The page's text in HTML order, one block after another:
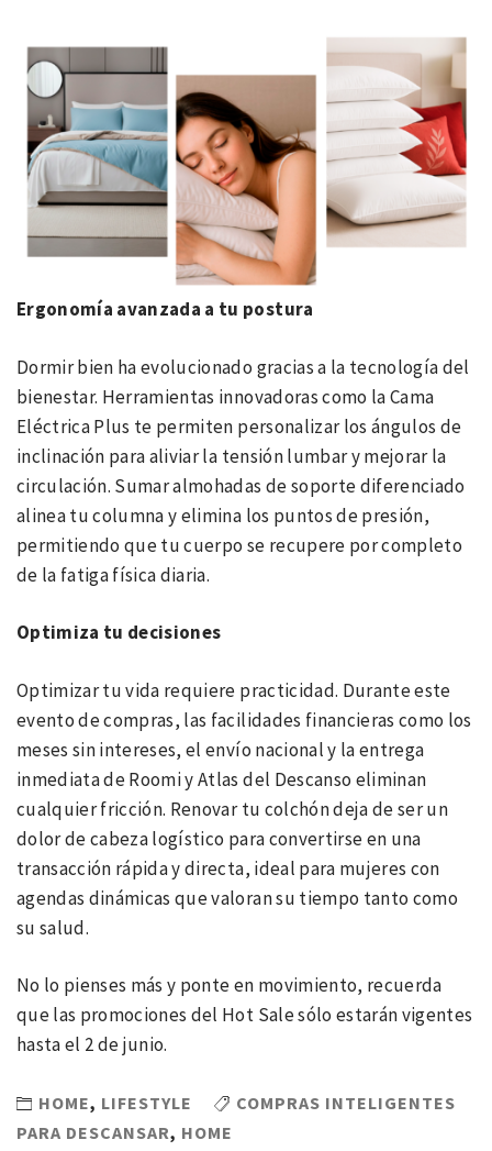
Ergonomía avanzada a tu postura
Dormir bien ha evolucionado gracias a la tecnología del
bienestar. Herramientas innovadoras como la Cama
Eléctrica Plus te permiten personalizar los ángulos de
inclinación para aliviar la tensión lumbar y mejorar la
circulación. Sumar almohadas de soporte diferenciado
alinea tu columna y elimina los puntos de presión,
permitiendo que tu cuerpo se recupere por completo
de la fatiga física diaria.
Optimiza tu decisiones
Optimizar tu vida requiere practicidad. Durante este
evento de compras, las facilidades financieras como los
meses sin intereses, el envío nacional y la entrega
inmediata de Roomi y Atlas del Descanso eliminan
cualquier fricción. Renovar tu colchón deja de ser un
dolor de cabeza logístico para convertirse en una
transacción rápida y directa, ideal para mujeres con
agendas dinámicas que valoran su tiempo tanto como
su salud.
No lo pienses más y ponte en movimiento, recuerda
que las promociones del Hot Sale sólo estarán vigentes
hasta el 2 de junio.
HOME, LIFESTYLE
COMPRAS INTELIGENTES
PARA DESCANSAR, HOME